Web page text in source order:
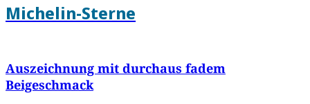
Michelin-Sterne
Auszeichnung mit durchaus fadem
Beigeschmack